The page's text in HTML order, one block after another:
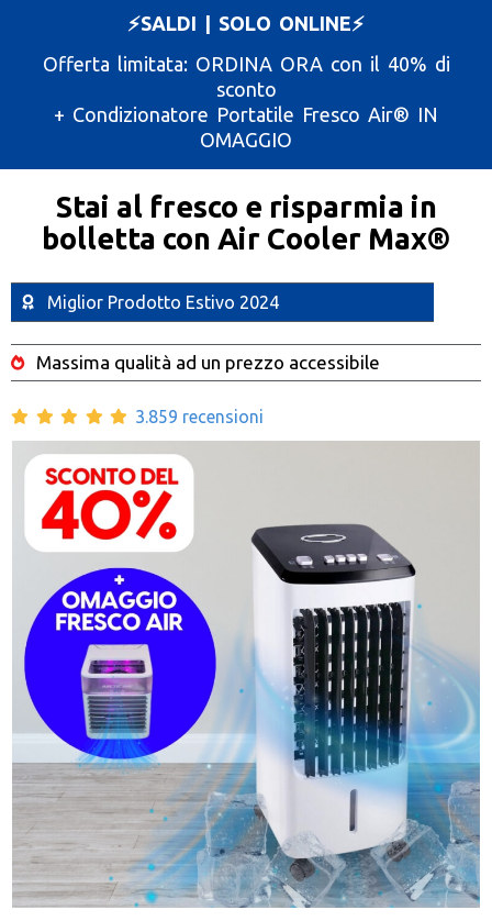
⚡️SALDI | SOLO ONLINE⚡️
Offerta limitata: ORDINA ORA con il 40% di
sconto
+ Condizionatore Portatile Fresco Air®️ IN
OMAGGIO
Stai al fresco e risparmia in
bolletta con Air Cooler Max®️
Miglior Prodotto Estivo 2024
Massima qualità ad un prezzo accessibile
3.859 recensioni